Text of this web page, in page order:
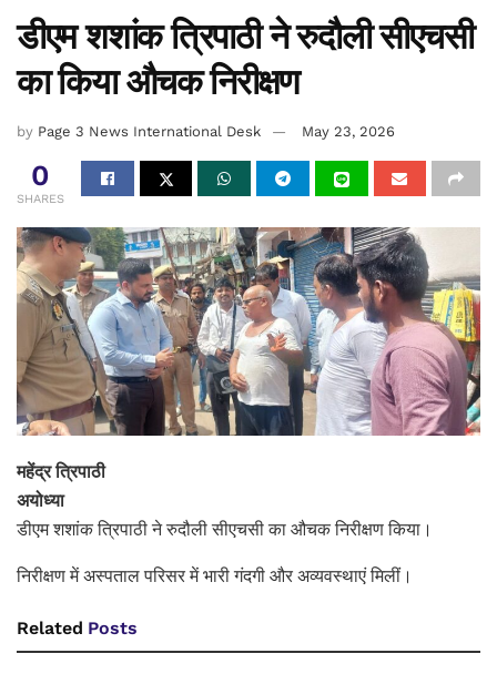
डीएम शशांक त्रिपाठी ने रुदौली सीएचसी
का किया औचक निरीक्षण
by Page 3 News International Desk May 23, 2026
0
SHARES
महेंद्र त्रिपाठी
अयोध्या
डीएम शशांक त्रिपाठी ने रुदौली सीएचसी का औचक निरीक्षण किया।
निरीक्षण में अस्पताल परिसर में भारी गंदगी और अव्यवस्थाएं मिलीं।
Related Posts